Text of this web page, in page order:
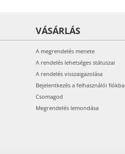
VÁSÁRLÁS
A megrendelés menete
A rendelés lehetséges státuszai
A rendelés visszaigazolása
Bejelentkezés a felhasználói fiókba
Csomagod
Megrendelés lemondása